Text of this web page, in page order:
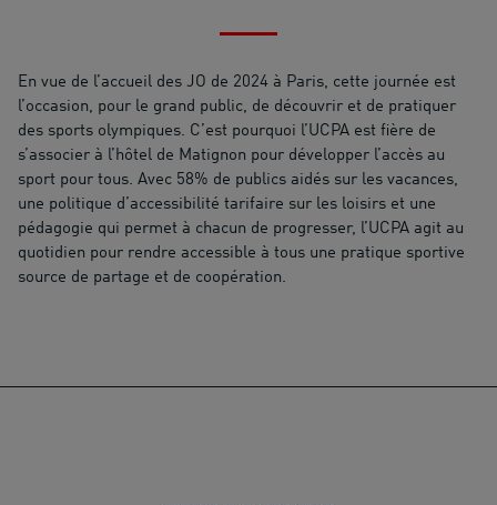
En vue de l’accueil des JO de 2024 à Paris, cette journée est
l’occasion, pour le grand public, de découvrir et de pratiquer
des sports olympiques. C’est pourquoi l’UCPA est fière de
s’associer à l’hôtel de Matignon pour développer l’accès au
sport pour tous. Avec 58% de publics aidés sur les vacances,
une politique d’accessibilité tarifaire sur les loisirs et une
pédagogie qui permet à chacun de progresser, l’UCPA agit au
quotidien pour rendre accessible à tous une pratique sportive
source de partage et de coopération.